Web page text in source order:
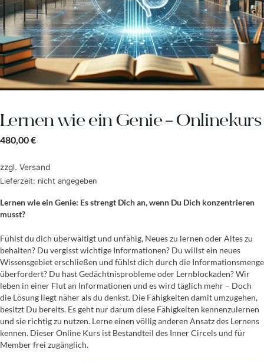
Lernen wie ein Genie – Onlinekurs
480,00€
zzgl. Versand
Lieferzeit: nicht angegeben
Lernen wie ein Genie: Es strengt Dich an, wenn Du Dich konzentrieren
musst?
Fühlst du dich überwältigt und unfähig, Neues zu lernen oder Altes zu
behalten? Du vergisst wichtige Informationen? Du willst ein neues
Wissensgebiet erschließen und fühlst dich durch die Informationsmenge
überfordert? Du hast Gedächtnisprobleme oder Lernblockaden? Wir
leben in einer Flut an Informationen und es wird täglich mehr – Doch
die Lösung liegt näher als du denkst. Die Fähigkeiten damit umzugehen,
besitzt Du bereits. Es geht nur darum diese Fähigkeiten kennenzulernen
und sie richtig zu nutzen. Lerne einen völlig anderen Ansatz des Lernens
kennen. Dieser Online Kurs ist Bestandteil des Inner Circels und für
Member frei zugänglich.